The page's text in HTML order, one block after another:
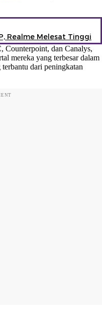
Realme Melesat Tinggi
Counterpoint, dan Canalys,
mereka yang terbesar dalam
dari peningkatan